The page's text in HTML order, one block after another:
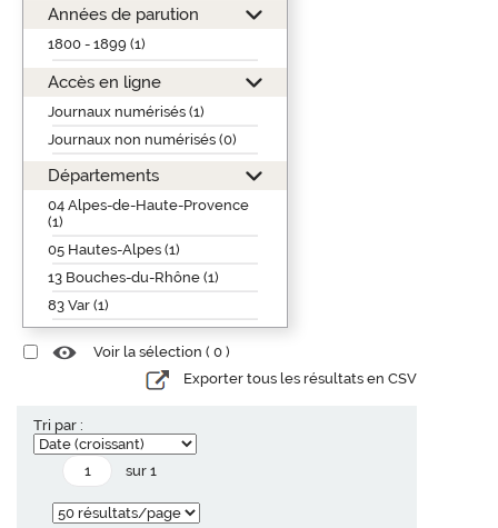
Années de parution
1800 - 1899 (1)
Accès en ligne
Journaux numérisés (1)
Journaux non numérisés (0)
Départements
04 Alpes-de-Haute-Provence
(1)
05 Hautes-Alpes (1)
13 Bouches-du-Rhône (1)
83 Var (1)
Voir la sélection ( 0 )
Exporter tous les résultats en CSV
Tri par :
sur 1